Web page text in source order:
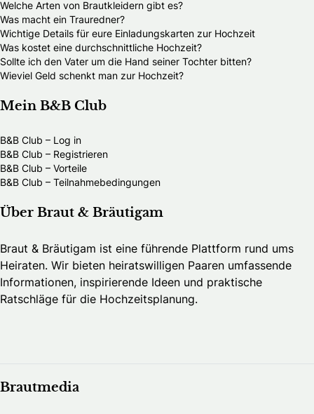
Welche Arten von Brautkleidern gibt es?
Was macht ein Trauredner?
Wichtige Details für eure Einladungskarten zur Hochzeit
Was kostet eine durchschnittliche Hochzeit?
Sollte ich den Vater um die Hand seiner Tochter bitten?
Wieviel Geld schenkt man zur Hochzeit?
Mein B&B Club
B&B Club – Log in
B&B Club – Registrieren
B&B Club – Vorteile
B&B Club – Teilnahmebedingungen
Über Braut & Bräutigam
Braut & Bräutigam ist eine führende Plattform rund ums
Heiraten. Wir bieten heiratswilligen Paaren umfassende
Informationen, inspirierende Ideen und praktische
Ratschläge für die Hochzeitsplanung.
Brautmedia